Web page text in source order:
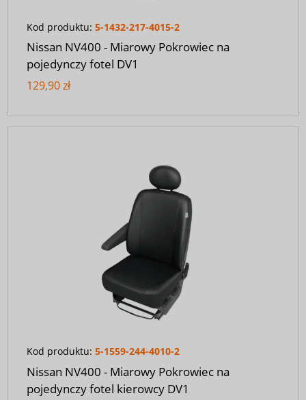
Kod produktu: 5-1432-217-4015-2
Nissan NV400 - Miarowy Pokrowiec na
pojedynczy fotel DV1
129,90 zł
Kod produktu: 5-1559-244-4010-2
Nissan NV400 - Miarowy Pokrowiec na
pojedynczy fotel kierowcy DV1